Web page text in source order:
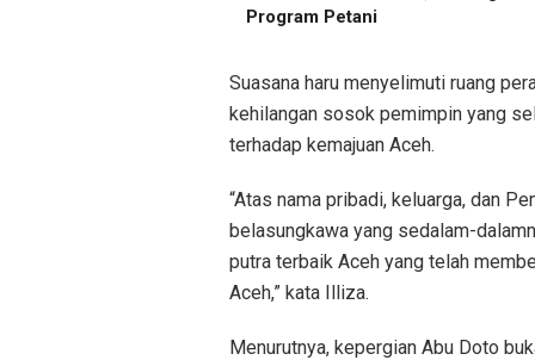
Program Petani
Suasana haru menyelimuti ruang
kehilangan sosok pemimpin yang
terhadap kemajuan Aceh.
“Atas nama pribadi, keluarga, dan
belasungkawa yang sedalam-
putra terbaik Aceh yang telah
Aceh,” kata Illiza.
Menurutnya, kepergian Abu Doto